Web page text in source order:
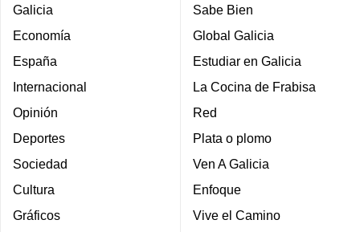
Galicia
Economía
España
Internacional
Opinión
Deportes
Sociedad
Cultura
Gráficos
Sabe Bien
Global Galicia
Estudiar en Galicia
La Cocina de Frabisa
Red
Plata o plomo
Ven A Galicia
Enfoque
Vive el Camino